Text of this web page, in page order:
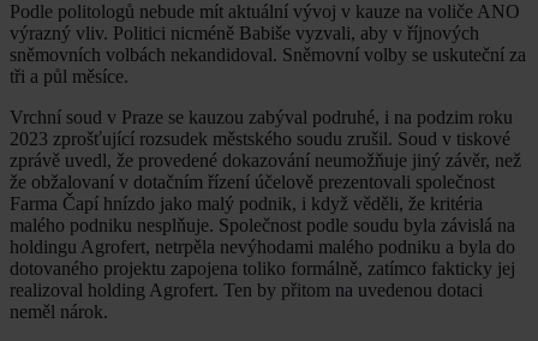
Podle politologů nebude mít aktuální vývoj v kauze na voliče ANO
výrazný vliv. Politici nicméně Babiše vyzvali, aby v říjnových
sněmovních volbách nekandidoval. Sněmovní volby se uskuteční za
tři a půl měsíce.
Vrchní soud v Praze se kauzou zabýval podruhé, i na podzim roku
2023 zprošťující rozsudek městského soudu zrušil. Soud v tiskové
zprávě uvedl, že provedené dokazování neumožňuje jiný závěr, než
že obžalovaní v dotačním řízení účelově prezentovali společnost
Farma Čapí hnízdo jako malý podnik, i když věděli, že kritéria
malého podniku nesplňuje. Společnost podle soudu byla závislá na
holdingu Agrofert, netrpěla nevýhodami malého podniku a byla do
dotovaného projektu zapojena toliko formálně, zatímco fakticky jej
realizoval holding Agrofert. Ten by přitom na uvedenou dotaci
neměl nárok.